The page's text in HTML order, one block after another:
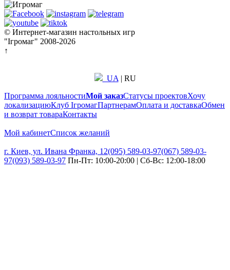
© Интернет-магазин настольных игр
"Ігромаг" 2008-2026
↑
UA | RU
Программа лояльностиМой заказСтатусы проектовХочу
локализациюКлуб ІгромагПартнерамОплата и доставкаОбмен
и возврат товараКонтакты
Мой кабинетСписок желаний
г. Киев, ул. Ивана Франка, 12(095) 589-03-97(067) 589-03-
97(093) 589-03-97 Пн-Пт: 10:00-20:00 | Сб-Вс: 12:00-18:00